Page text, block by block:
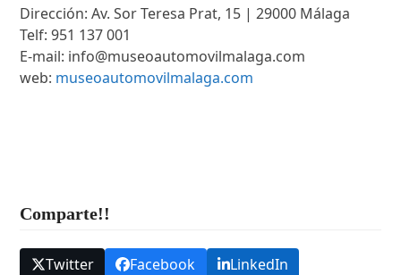
Dirección: Av. Sor Teresa Prat, 15 | 29000 Málaga
Telf: 951 137 001
E-mail: info@museoautomovilmalaga.com
web: museoautomovilmalaga.com
Comparte!!
Twitter Facebook
LinkedIn